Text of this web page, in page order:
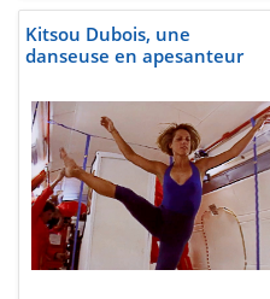
Kitsou Dubois, une
danseuse en apesanteur